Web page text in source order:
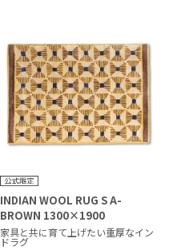
INDIAN WOOL RUG S A-
BROWN 1300×1900
家具と共に育て上げたい重厚なイン
ドラグ